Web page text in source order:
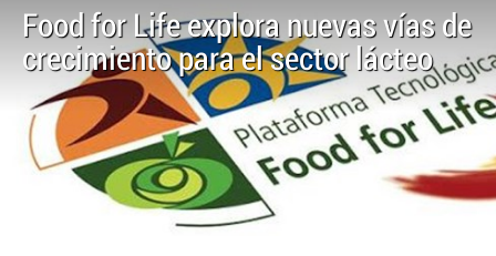
Food for Life explora nuevas vías de
crecimiento para el sector lácteo